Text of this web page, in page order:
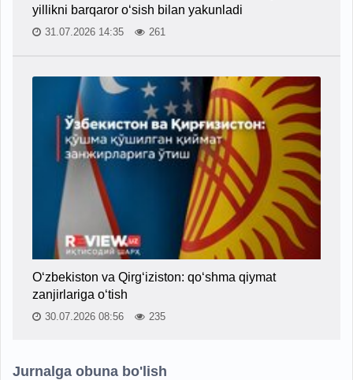
yillikni barqaror o‘sish bilan yakunladi
31.07.2026 14:35 261
O‘zbekiston va Qirg‘iziston: qo‘shma qiymat
zanjirlariga o‘tish
30.07.2026 08:56 235
Jurnalga obuna bo'lish